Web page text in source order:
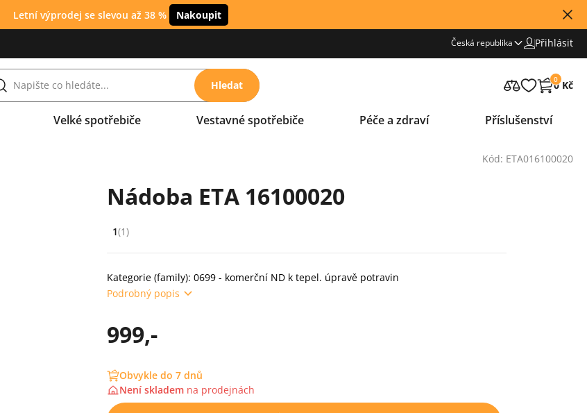
Letní výprodej se slevou až 38 % Nakoupit
Česká republika Přihlásit
Hledat 0
0 Kč
Velké spotřebiče Vestavné spotřebiče Péče a zdraví Příslušenství
Kód: ETA016100020
Nádoba ETA 16100020
Hodnocení: 1 z 5 (1 recenzí)
1(1)
Kategorie (family): 0699 - komerční ND k tepel. úpravě potravin
Podrobný popis
999,-
Obvykle do 7 dnů
Není skladem na prodejnách